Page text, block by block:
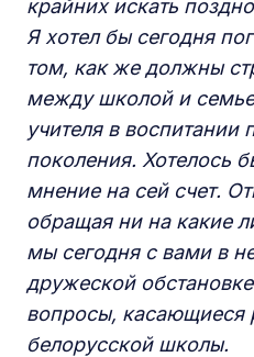
крайних искать
Я хотел бы сегодня
том, как же должны
между школой и
учителя в воспитании
поколения. Хотелось
мнение на сей счет.
обращая ни на какие
мы сегодня с вами в
дружеской
вопросы, касающиеся
белорусской школы.